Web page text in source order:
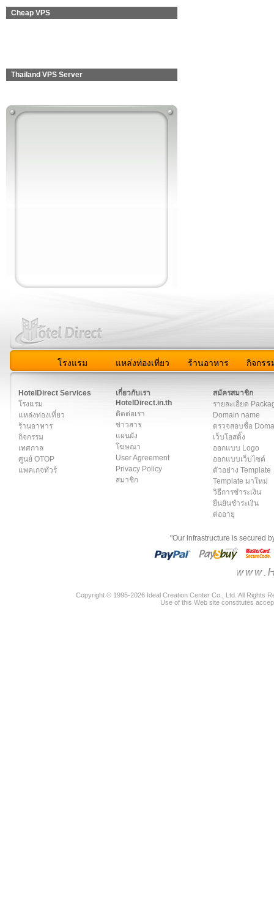
Cheap VPS
Thailand VPS Server
โรงแรม แหล่งท่องเที่ยว ร้านอาหาร กิจกรร
HotelDirect Services
โรงแรม
แหล่งท่องเที่ยว
ร้านอาหาร
กิจกรรม
เทศกาล
ศูนย์ OTOP
แพคเกจทัวร์
เกี่ยวกับเรา
HotelDirect.in.th
ติดต่อเรา
ข่าวสาร
แผนผัง
โฆษณา
User Agreement
Privacy Policy
สมาชิก
สมัครสมาชิก
รายละเอียด
Domain name
ตรวจสอบชื่อ
เว็บโฮสติ้ง
ออกแบบ Logo
ออกแบบเว็บไซต์
ตัวอย่าง Template
Template มาใหม่
วิธีการชำระเงิน
ยืนยันชำระเงิน
ต่ออายุ
"Our infrastructure is secured
Copyright © 1995-2026 Ideal Creation Center Co., Ltd. All Rights
Use of this Web site constitutes